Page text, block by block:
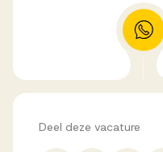
Deel deze vacature